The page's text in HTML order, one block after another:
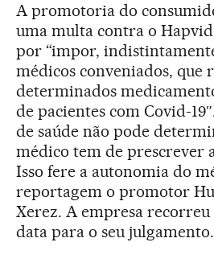
A promotoria do
uma multa contra o
por “impor,
médicos conveniados, que
determinados
de pacientes com Covid-
de saúde não pode
médico tem de prescrever
Isso fere a autonomia do
reportagem o promotor
Xerez. A empresa
data para o seu julgamento.